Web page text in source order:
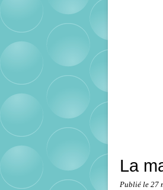
La
Publié le 27